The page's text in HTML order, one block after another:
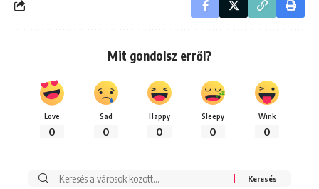
Mit gondolsz erről?
Love
0
Sad
0
Happy
0
Sleepy
0
Wink
0
Keresés: